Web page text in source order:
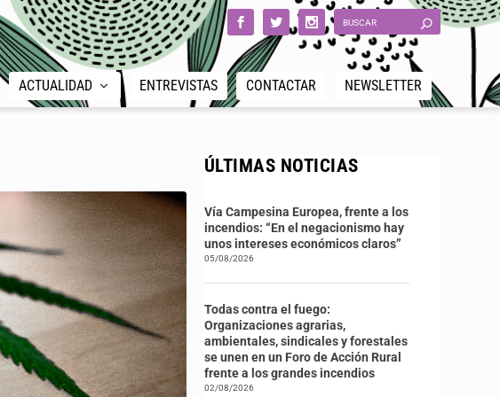
ACTUALIDAD ENTREVISTAS CONTACTAR NEWSLETTER
ÚLTIMAS NOTICIAS
Vía Campesina Europea, frente a los
incendios: “En el negacionismo hay
unos intereses económicos claros”
05/08/2026
Todas contra el fuego:
Organizaciones agrarias,
ambientales, sindicales y forestales
se unen en un Foro de Acción Rural
frente a los grandes incendios
02/08/2026